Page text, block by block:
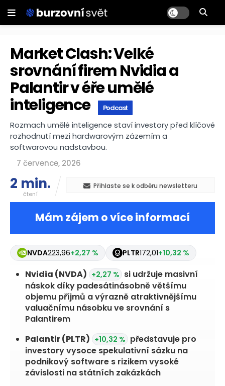
Market Clash: Velké
srovnání firem Nvidia a
Palantir v éře umělé
inteligence
Podcast
Rozmach umělé inteligence staví investory před klíčové
rozhodnutí mezi hardwarovým zázemím a
softwarovou nadstavbou.
7 července, 2026
2 min.
čtení
Přihlaste se k odběru newsletteru
Mám zájem o více informací
NVDA223,96+2,27 % PLTR172,01+10,32 %
Nvidia (NVDA) +2,27 % si udržuje masivní
náskok díky padesátinásobně většímu
objemu příjmů a výrazně atraktivnějšímu
valuačnímu násobku ve srovnání s
Palantirem
Palantir(PLTR) +10,32 % představuje pro
investory vysoce spekulativní sázku na
podnikový software s rizikem vysoké
závislosti na státních zakázkách